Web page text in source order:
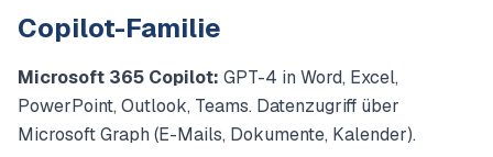
Copilot-Familie
Microsoft 365 Copilot: GPT-4 in Word, Excel,
PowerPoint, Outlook, Teams. Datenzugriff über
Microsoft Graph (E-Mails, Dokumente, Kalender).